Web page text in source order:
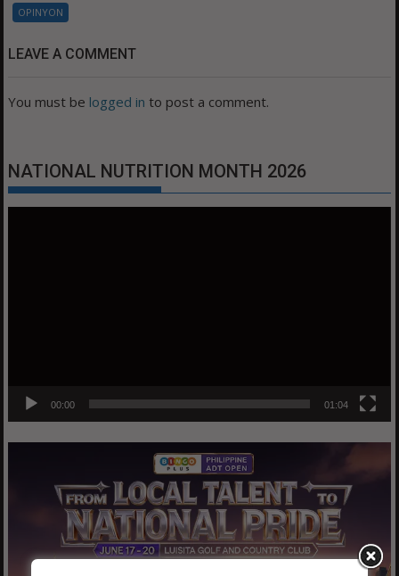
OPINYON
LEAVE A COMMENT
You must be logged in to post a comment.
NATIONAL NUTRITION MONTH 2026
00:00 01:04